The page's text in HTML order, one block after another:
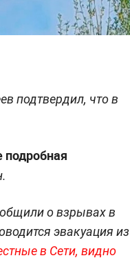
подтвердил, что в
о взрывах в
эвакуация из
в Сети, видно